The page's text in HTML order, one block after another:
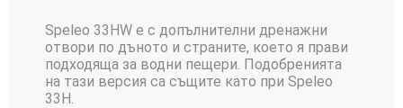
Speleo 33HW е с допълнителни дренажни
отвори по дъното и страните, което я прави
подходяща за водни пещери. Подобренията
на тази версия са същите като при Speleo
33H.